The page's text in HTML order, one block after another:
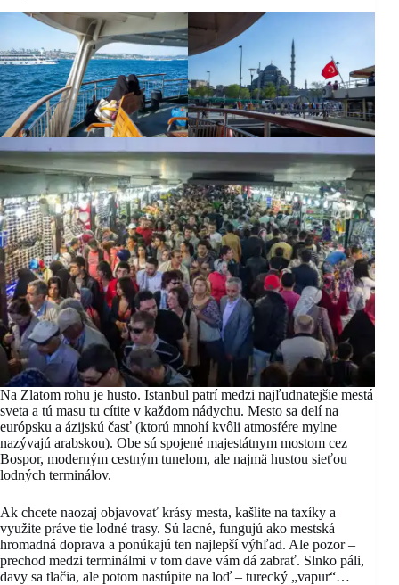
Na Zlatom rohu je husto. Istanbul patrí medzi najľudnatejšie mestá
sveta a tú masu tu cítite v každom nádychu. Mesto sa delí na
európsku a ázijskú časť (ktorú mnohí kvôli atmosfére mylne
nazývajú arabskou). Obe sú spojené majestátnym mostom cez
Bospor, moderným cestným tunelom, ale najmä hustou sieťou
lodných terminálov.
Ak chcete naozaj objavovať krásy mesta, kašlite na taxíky a
využite práve tie lodné trasy. Sú lacné, fungujú ako mestská
hromadná doprava a ponúkajú ten najlepší výhľad. Ale pozor –
prechod medzi terminálmi v tom dave vám dá zabrať. Slnko páli,
davy sa tlačia, ale potom nastúpite na loď – turecký „vapur“…